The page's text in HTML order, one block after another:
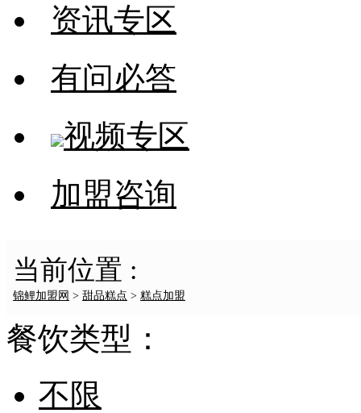
资讯专区
有问必答
视频专区
加盟咨询
当前位置 :
锦鲤加盟网 > 甜品糕点 > 糕点加盟
餐饮类型：
不限